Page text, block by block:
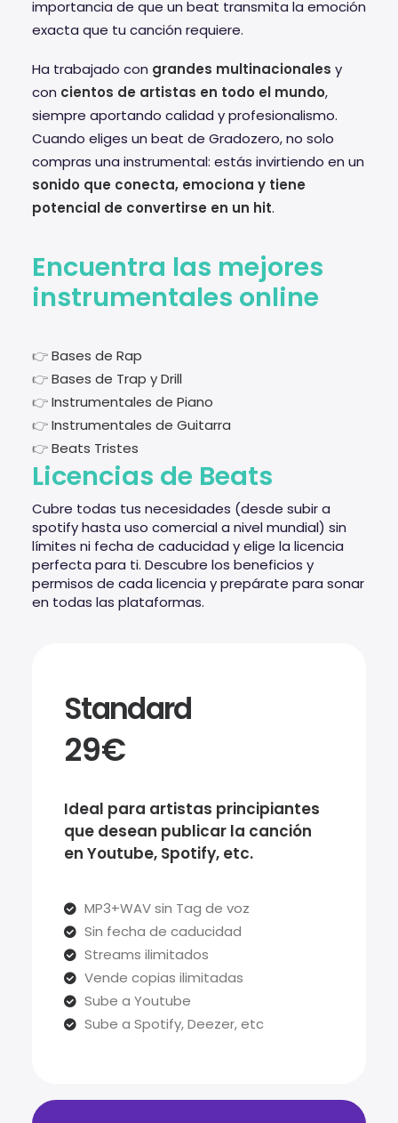
importancia de que un beat transmita la emoción
exacta que tu canción requiere.
Ha trabajado con grandes multinacionales y
con cientos de artistas en todo el mundo,
siempre aportando calidad y profesionalismo.
Cuando eliges un beat de Gradozero, no solo
compras una instrumental: estás invirtiendo en un
sonido que conecta, emociona y tiene
potencial de convertirse en un hit.
Encuentra las mejores
instrumentales online
👉Bases de Rap
👉Bases de Trap y Drill
👉Instrumentales de Piano
👉Instrumentales de Guitarra
👉Beats Tristes
Licencias de Beats
Cubre todas tus necesidades (desde subir a
spotify hasta uso comercial a nivel mundial) sin
límites ni fecha de caducidad y elige la licencia
perfecta para ti. Descubre los beneficios y
permisos de cada licencia y prepárate para sonar
en todas las plataformas.
Standard
29€
Ideal para artistas principiantes
que desean publicar la canción
en Youtube, Spotify, etc.
MP3+WAV sin Tag de voz
Sin fecha de caducidad
Streams ilimitados
Vende copias ilimitadas
Sube a Youtube
Sube a Spotify, Deezer, etc